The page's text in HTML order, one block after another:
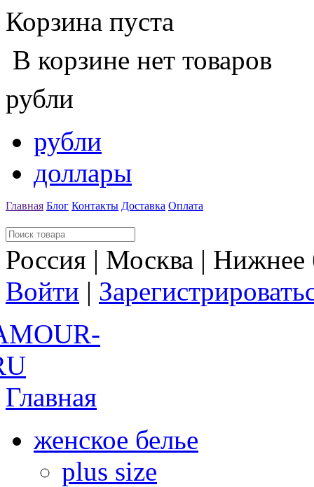
Корзина пуста
В корзине нет товаров
рубли
рубли
доллары
Главная Блог Контакты Доставка Оплата
Россия | Москва |
Войти |
Главная
женское белье
plus size